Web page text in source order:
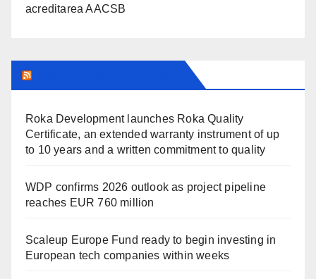
acreditarea AACSB
Roka Development launches Roka Quality
Certificate, an extended warranty instrument of up
to 10 years and a written commitment to quality
WDP confirms 2026 outlook as project pipeline
reaches EUR 760 million
Scaleup Europe Fund ready to begin investing in
European tech companies within weeks